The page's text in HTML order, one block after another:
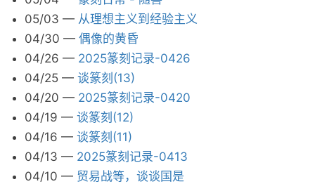
05/03 — 从理想主义到经验主义
04/30 — 偶像的黄昏
04/26 — 2025篆刻记录-0426
04/25 — 谈篆刻(13)
04/20 — 2025篆刻记录-0420
04/19 — 谈篆刻(12)
04/16 — 谈篆刻(11)
04/13 — 2025篆刻记录-0413
04/10 — 贸易战等，谈谈国是